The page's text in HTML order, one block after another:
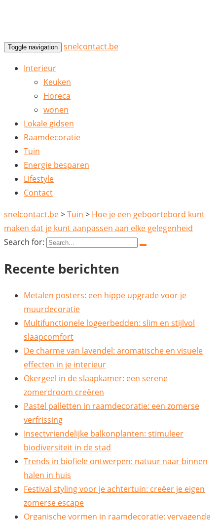
Toggle navigation
snelcontact.be
Interieur
Keuken
Horeca
wonen
Lokale gidsen
Raamdecoratie
Tuin
Energie besparen
Lifestyle
Contact
snelcontact.be>Tuin > Hoe je een geboortebord kunt
maken dat je kunt aanpassen aan elke gelegenheid
Search for:
Recente berichten
Metalen posters: een hippe upgrade voor je
muurdecoratie
Multifunctionele logeerbedden: slim en stijlvol
slaapcomfort
De charme van lavendel: aromatische en visuele
effecten in je interieur
Okergeel in de slaapkamer: een serene
zomerdroom creëren
Pastel palletten in raamdecoratie: een zomerse
verfrissing
Insectvriendelijke balkonplanten: stimuleer
biodiversiteit in de stad
Trends in biofiele ontwerpen: natuur naar binnen
halen in huis
Festival styling voor je achtertuin: creëer je eigen
zomerse escape
Organische vormen in raamdecoratie: vervagende